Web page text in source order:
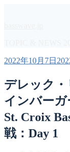
へ
キ
プ
投
日:
2022年10月7日
デレック
インバーガ
St. Croix
戦：Day 1